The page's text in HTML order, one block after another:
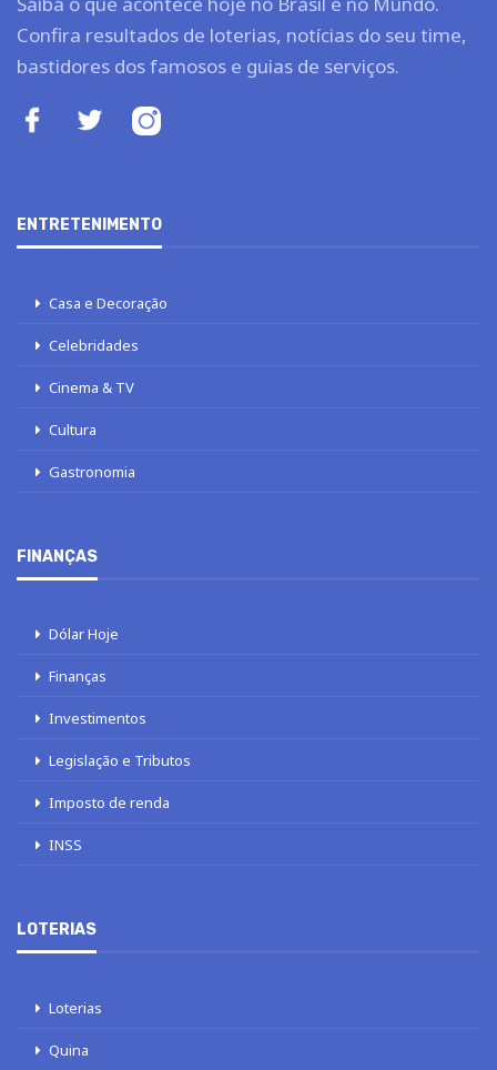
Confira resultados de loterias, notícias do seu time,
bastidores dos famosos e guias de serviços.
ENTRETENIMENTO
Casa e Decoração
Celebridades
Cinema & TV
Cultura
Gastronomia
FINANÇAS
Dólar Hoje
Finanças
Investimentos
Legislação e Tributos
Imposto de renda
INSS
LOTERIAS
Loterias
Quina